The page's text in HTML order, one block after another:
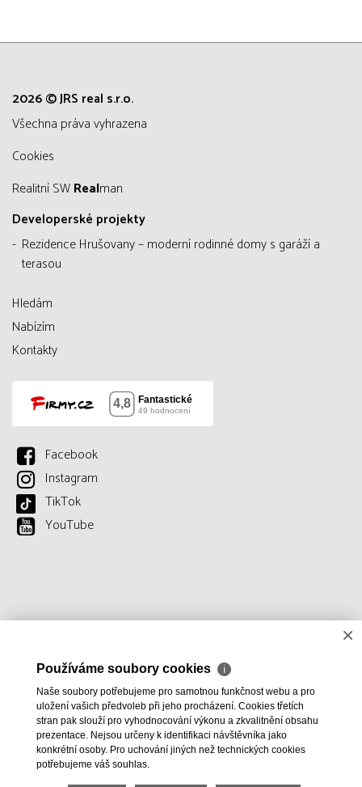
2026 © JRS real s.r.o.
všechna práva vyhrazena
Cookies
Realitní SWRealman
Developerské projekty
Rezidence Hrušovany – moderní rodinné domy s garáží a
terasou
Hledám
Nabízím
Kontakty
Facebook
Instagram
TikTok
YouTube
×
Používáme soubory cookies ℹ
Naše soubory potřebujeme pro samotnou funkčnost webu a pro
uložení vašich předvoleb při jeho procházení. Cookies třetích
stran pak slouží pro vyhodnocování výkonu a zkvalitnění obsahu
prezentace. Nejsou určeny k identifikaci návštěvníka jako
konkrétní osoby. Pro uchování jiných než technických cookies
potřebujeme váš souhlas.